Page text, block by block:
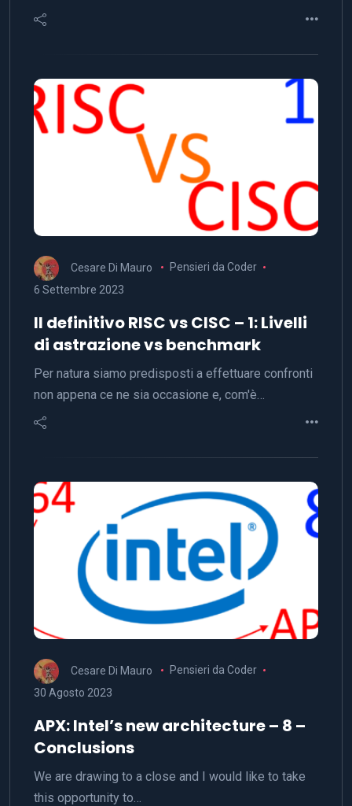
Cesare Di Mauro
Pensieri da Coder
6 Settembre 2023
Il definitivo RISC vs CISC – 1: Livelli
di astrazione vs benchmark
Per natura siamo predisposti a effettuare confronti
non appena ce ne sia occasione e, com'è…
Cesare Di Mauro
Pensieri da Coder
30 Agosto 2023
APX: Intel’s new architecture – 8 –
Conclusions
We are drawing to a close and I would like to take
this opportunity to…